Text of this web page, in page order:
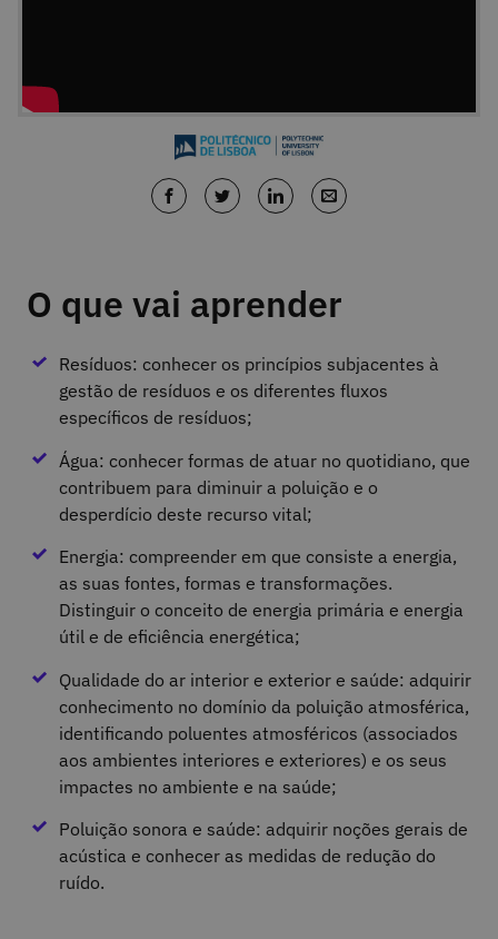
O que vai aprender
Resíduos: conhecer os princípios subjacentes à
gestão de resíduos e os diferentes fluxos
específicos de resíduos;
Água: conhecer formas de atuar no quotidiano, que
contribuem para diminuir a poluição e o
desperdício deste recurso vital;
Energia: compreender em que consiste a energia,
as suas fontes, formas e transformações.
Distinguir o conceito de energia primária e energia
útil e de eficiência energética;
Qualidade do ar interior e exterior e saúde: adquirir
conhecimento no domínio da poluição atmosférica,
identificando poluentes atmosféricos (associados
aos ambientes interiores e exteriores) e os seus
impactes no ambiente e na saúde;
Poluição sonora e saúde: adquirir noções gerais de
acústica e conhecer as medidas de redução do
ruído.